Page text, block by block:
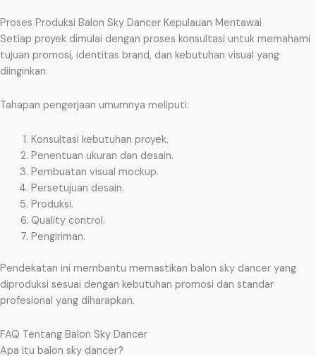
Proses Produksi Balon Sky Dancer Kepulauan Mentawai
Setiap proyek dimulai dengan proses konsultasi untuk memahami
tujuan promosi, identitas brand, dan kebutuhan visual yang
diinginkan.
Tahapan pengerjaan umumnya meliputi:
Konsultasi kebutuhan proyek.
Penentuan ukuran dan desain.
Pembuatan visual mockup.
Persetujuan desain.
Produksi.
Quality control.
Pengiriman.
Pendekatan ini membantu memastikan balon sky dancer yang
diproduksi sesuai dengan kebutuhan promosi dan standar
profesional yang diharapkan.
FAQ Tentang Balon Sky Dancer
Apa itu balon sky dancer?